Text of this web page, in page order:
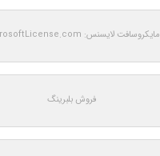
مایکروسافت لایسنس: MicrosoftLicense.com
فروش بلبرینگ